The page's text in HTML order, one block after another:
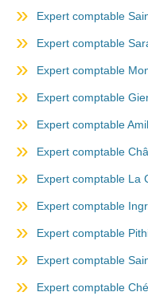
Expert comptable
Expert comptable
Expert comptable
Expert comptable
Expert comptable
Expert comptable
Expert comptable La
Expert comptable
Expert comptable
Expert comptable
Expert comptable